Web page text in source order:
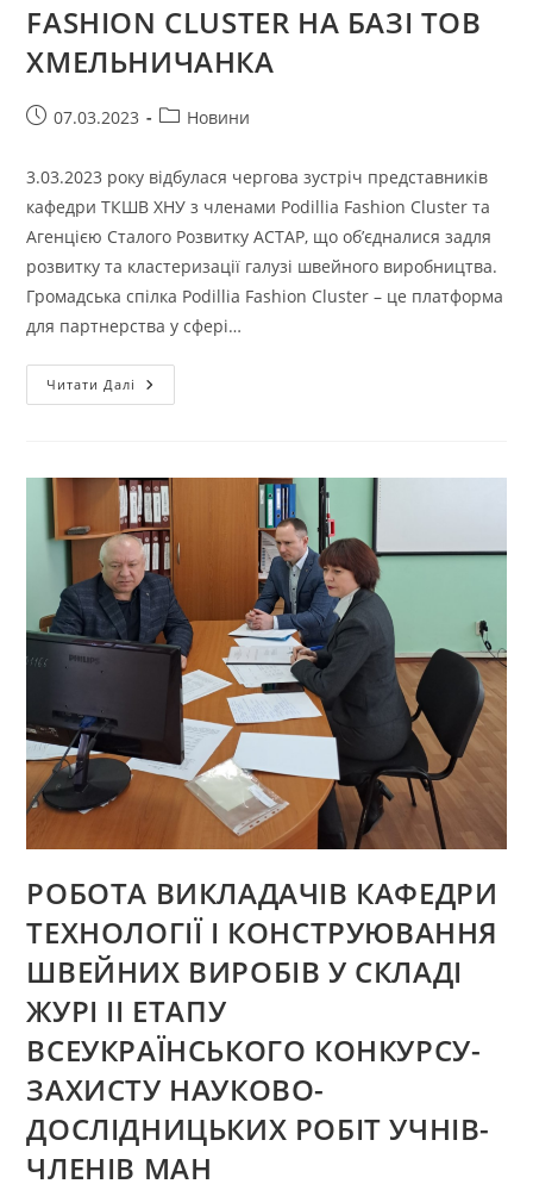
FASHION CLUSTER НА БАЗІ ТОВ
ХМЕЛЬНИЧАНКА
Запис07.03.2023
Категорія
Новини
3.03.2023 року відбулася чергова зустріч представників
кафедри ТКШВ ХНУ з членами Podillia Fashion Cluster та
Агенцією Сталого Розвитку АСТАР, що об’єдналися задля
розвитку та кластеризації галузі швейного виробництва.
Громадська спілка Podillia Fashion Cluster – це платформа
для партнерства у сфері…
Читати Далі ЗУСТРІЧ
ВИКЛАДАЧІВ
FASHION
CLUSTER
НА
БАЗІ
ТОВ
ХМЕЛЬНИЧАНКА
РОБОТА ВИКЛАДАЧІВ КАФЕДРИ
ТЕХНОЛОГІЇ І КОНСТРУЮВАННЯ
ШВЕЙНИХ ВИРОБІВ У СКЛАДІ
ЖУРІ ІІ ЕТАПУ
ВСЕУКРАЇНСЬКОГО КОНКУРСУ-
ЗАХИСТУ НАУКОВО-
ДОСЛІДНИЦЬКИХ РОБІТ УЧНІВ-
ЧЛЕНІВ МАН